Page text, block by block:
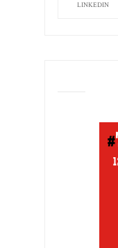
LINKEDIN